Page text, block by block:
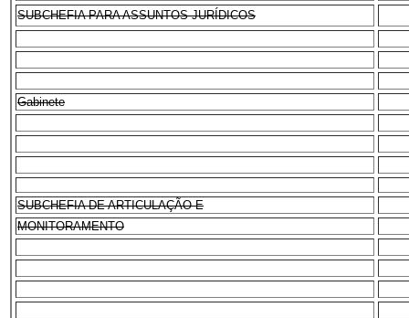
SUBCHEFIA PARA ASSUNTOS JURÍDICOS
Gabinete
SUBCHEFIA DE ARTICULAÇÃO E
MONITORAMENTO